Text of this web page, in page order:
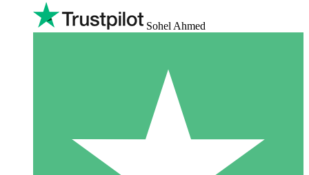
Sohel Ahmed